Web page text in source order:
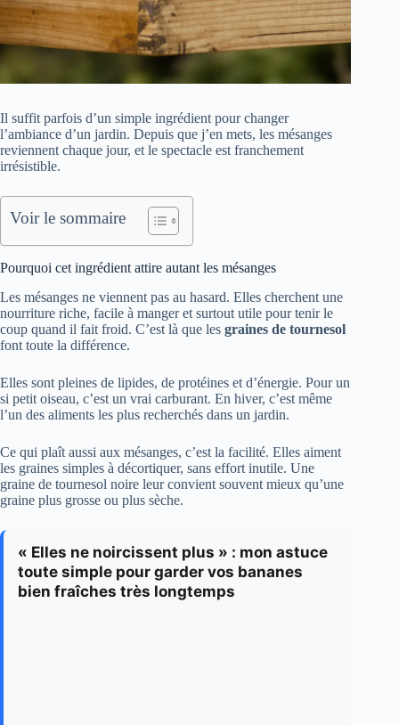
Il suffit parfois d’un simple ingrédient pour changer
l’ambiance d’un jardin. Depuis que j’en mets, les mésanges
reviennent chaque jour, et le spectacle est franchement
irrésistible.
Voir le sommaire
Pourquoi cet ingrédient attire autant les mésanges
Les mésanges ne viennent pas au hasard. Elles cherchent une
nourriture riche, facile à manger et surtout utile pour tenir le
coup quand il fait froid. C’est là que les graines de tournesol
font toute la différence.
Elles sont pleines de lipides, de protéines et d’énergie. Pour un
si petit oiseau, c’est un vrai carburant. En hiver, c’est même
l’un des aliments les plus recherchés dans un jardin.
Ce qui plaît aussi aux mésanges, c’est la facilité. Elles aiment
les graines simples à décortiquer, sans effort inutile. Une
graine de tournesol noire leur convient souvent mieux qu’une
graine plus grosse ou plus sèche.
« Elles ne noircissent plus » : mon astuce
toute simple pour garder vos bananes
bien fraîches très longtemps